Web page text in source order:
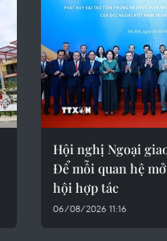
Hội nghị Ngoại
Để mỗi quan hệ
hội hợp tác
06/08/2026 11:16